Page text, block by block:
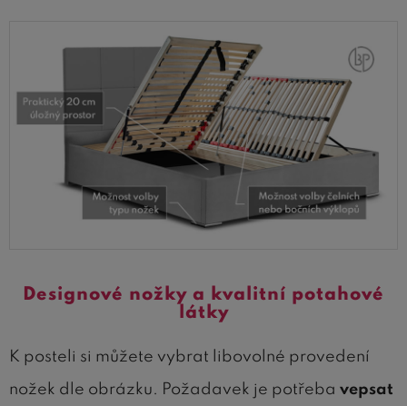
Designové nožky a kvalitní potahové
látky
K posteli si můžete vybrat libovolné provedení
nožek dle obrázku. Požadavek je potřeba vepsat